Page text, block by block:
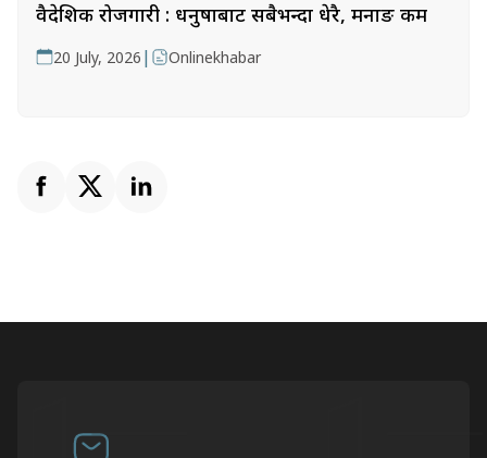
वैदेशिक रोजगारी : धनुषाबाट सबैभन्दा धेरै, मनाङ कम
20 July, 2026 | Onlinekhabar